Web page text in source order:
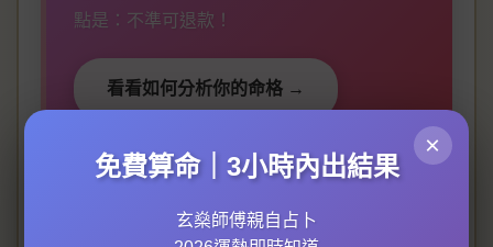
點是：不準可退款！
看看如何分析你的命格 →
出生年月日時排出 紫微鬥數命盤，重點睇
×
免費算命｜3小時內出結果
玄燊師傅親自占卜